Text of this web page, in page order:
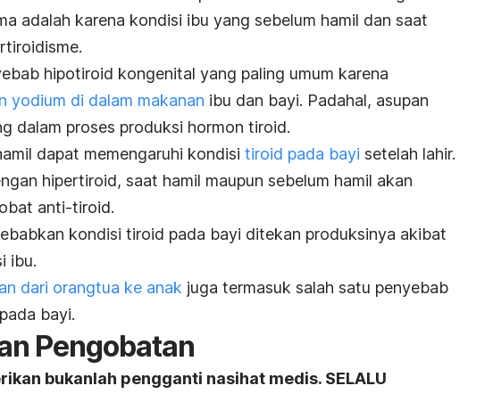
adalah karena kondisi ibu yang sebelum hamil dan saat
hipotiroid kongenital yang paling umum karena
yodium di dalam makanan ibu dan bayi. Padahal, asupan
dalam proses produksi hormon tiroid.
dapat memengaruhi kondisi tiroid pada bayi setelah lahir.
hipertiroid, saat hamil maupun sebelum hamil akan
anti-tiroid.
kondisi tiroid pada bayi ditekan produksinya akibat
ibu.
dari orangtua ke anak juga termasuk salah satu penyebab
bayi.
Pengobatan
bukanlah pengganti nasihat medis. SELALU